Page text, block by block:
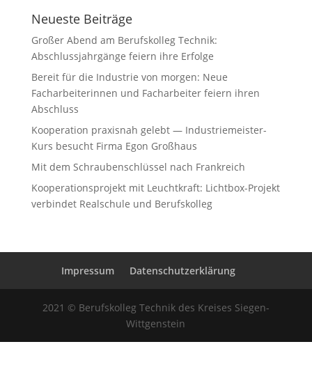
Neueste Beiträge
Großer Abend am Berufskolleg Technik:
Abschlussjahrgänge feiern ihre Erfolge
Bereit für die Industrie von morgen: Neue
Facharbeiterinnen und Facharbeiter feiern ihren
Abschluss
Kooperation praxisnah gelebt — Industriemeister-
Kurs besucht Firma Egon Großhaus
Mit dem Schraubenschlüssel nach Frankreich
Kooperationsprojekt mit Leuchtkraft: Lichtbox-Projekt
verbindet Realschule und Berufskolleg
Impressum Datenschutzerklärung
2021 © Berufskolleg Technik des Kreises Siegen-
Wittgenstein